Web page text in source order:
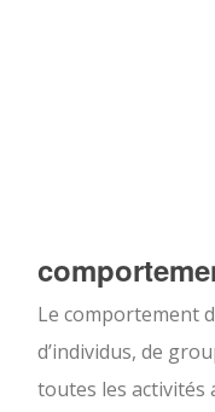
Le comportement
d’individus, de
toutes les activités